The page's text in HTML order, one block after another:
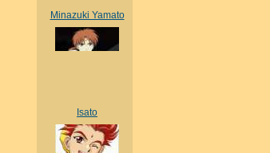
Minazuki Yamato
Isato